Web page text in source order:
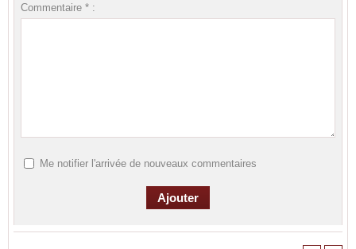
Commentaire * :
Me notifier l'arrivée de nouveaux commentaires